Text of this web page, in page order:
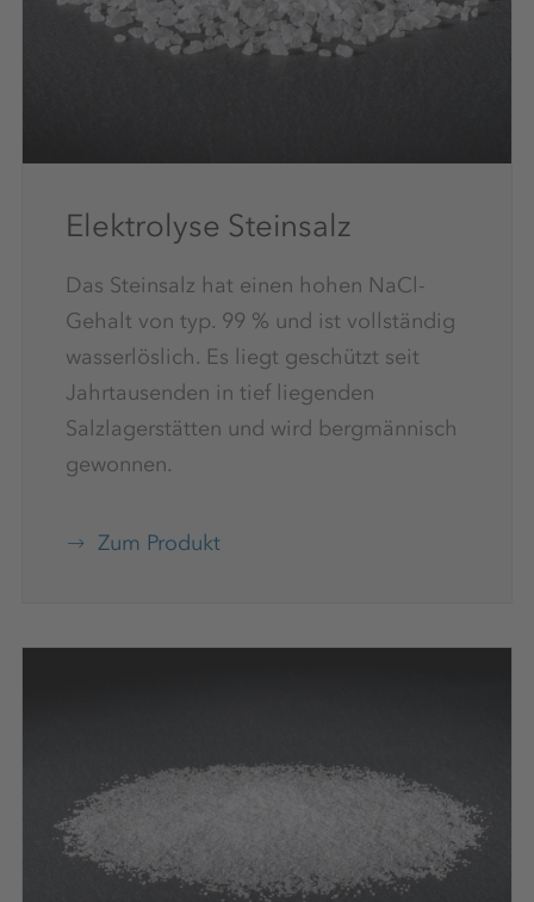
Elektrolyse Steinsalz
Das Steinsalz hat einen hohen NaCl-
Gehalt von typ. 99 % und ist vollständig
wasserlöslich. Es liegt geschützt seit
Jahrtausenden in tief liegenden
Salzlagerstätten und wird bergmännisch
gewonnen.
Zum Produkt